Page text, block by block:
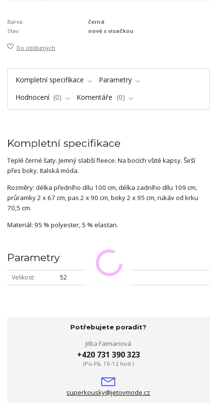
Barva:
černá
Stav:
nové s visačkou
Do oblíbených
Kompletní specifikace
Parametry
Hodnocení
0 Komentáře 0
Kompletní specifikace
Teplé černé šaty. Jemný slabší fleece. Na bocích všité kapsy. Širší
přes boky. Italská móda.
Rozměry: délka předního dílu 100 cm, délka zadního dílu 109 cm,
průramky 2 x 67 cm, pas 2 x 90 cm, boky 2 x 95 cm, rukáv od krku
70,5 cm.
Materiál: 95 % polyester, 5 % elastan.
Parametry
Velikost 52
Potřebujete poradit?
Jitka Faimanová
+420 731 390 323
(Po-Pá, 10-12 hod.)
superkousky@jetovmode.cz